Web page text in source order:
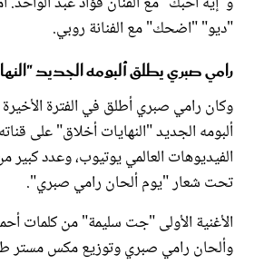
"ديو" "اضحك" مع الفنانة روبي.
رامي صبري يطلق ألبومه الجديد
ألبومه الجديد "النهايات أخلاق" على
الفيديوهات العالمي يوتيوب، وعدد كبير
تحت شعار "يوم ألحان رامي صبري".
الأغنية الأولى "جت سليمة" من كلمات
وألحان رامي صبري وتوزيع مكس مستر